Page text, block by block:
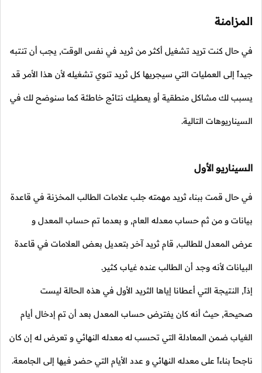
المزامنة
في حال كنت تريد تشغيل أكثر من ثريد في نفس الوقت, يجب أن تنتبه
جيداً إلى العمليات التي سيجريها كل ثريد تنوي تشغيله لأن هذا الأمر قد
يسبب لك مشاكل منطقية أو يعطيك نتائج خاطئة كما سنوضح لك في
السيناريوهات التالية.
السيناريو الأول
في حال قمت ببناء ثريد مهمته جلب علامات الطالب المخزنة في قاعدة
بيانات و من ثم حساب معدله العام, و بعدما تم حساب المعدل و
عرض المعدل للطالب, قام ثريد آخر بتعديل بعض العلامات في قاعدة
البيانات لأنه وجد أن الطالب عنده غياب كثير.
إذاً, النتيجة التي أعطانا إياها الثريد الأول في هذه الحالة ليست
صحيحة, حيث أنه كان يفترض حساب المعدل بعد أن تم إدخال أيام
الغياب ضمن المعادلة التي تحسب له معدله النهائي و تعرض له إن كان
ناجحاً بناءاً على معدله النهائي و عدد الأيام التي حضر فيها إلى الجامعة.